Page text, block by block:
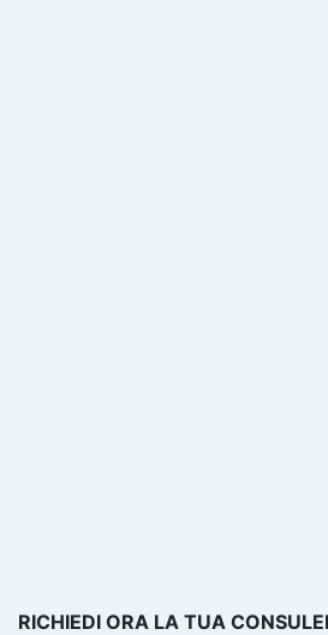
RICHIEDI ORA LA TUA